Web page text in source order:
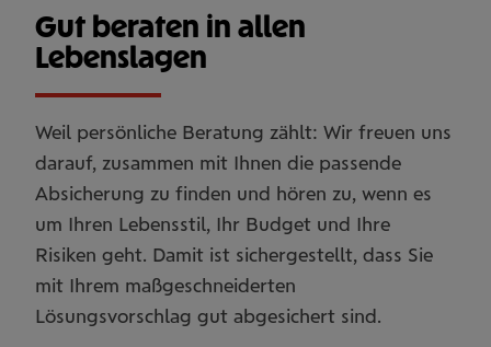
Gut beraten in allen
Lebenslagen
Weil persönliche Beratung zählt: Wir freuen uns
darauf, zusammen mit Ihnen die passende
Absicherung zu finden und hören zu, wenn es
um Ihren Lebensstil, Ihr Budget und Ihre
Risiken geht. Damit ist sichergestellt, dass Sie
mit Ihrem maßgeschneiderten
Lösungsvorschlag gut abgesichert sind.